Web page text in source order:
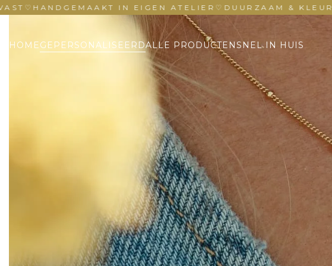
IN EIGEN ATELIER♡DUURZAAM & KLEURVAST♡
HOMEGEPERSONALISEERDALLE PRODUCTENSNEL IN HUIS